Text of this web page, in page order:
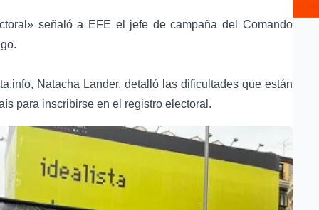
señaló a EFE el jefe de campaña del Comando
Natacha Lander, detalló las dificultades que están
para inscribirse en el registro electoral.